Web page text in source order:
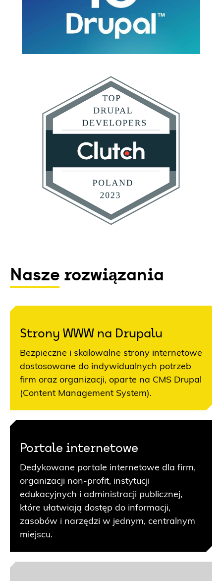
Nasze rozwiązania
Strony WWW na Drupalu
Bezpieczne i skalowalne strony internetowe
dostosowane do indywidualnych potrzeb
firm oraz organizacji, oparte na CMS Drupal
(Content Management System).
Portale internetowe
Dedykowane portale internetowe dla firm,
organizacji non-profit, instytucji
edukacyjnych i administracji publicznej,
które ułatwiają dostęp do informacji,
zasobów i narzędzi w jednym, centralnym
miejscu.